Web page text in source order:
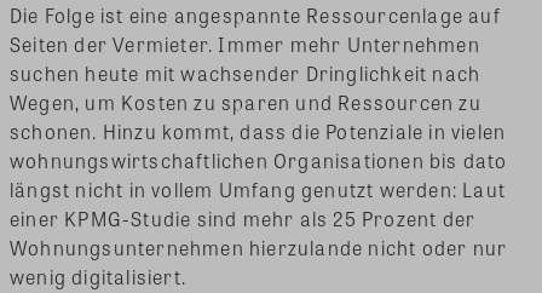
Die Folge ist eine angespannte Ressourcenlage auf
Seiten der Vermieter. Immer mehr Unternehmen
suchen heute mit wachsender Dringlichkeit nach
Wegen, um Kosten zu sparen und Ressourcen zu
schonen. Hinzu kommt, dass die Potenziale in vielen
wohnungswirtschaftlichen Organisationen bis dato
längst nicht in vollem Umfang genutzt werden: Laut
einer KPMG-Studie sind mehr als 25 Prozent der
Wohnungsunternehmen hierzulande nicht oder nur
wenig digitalisiert.